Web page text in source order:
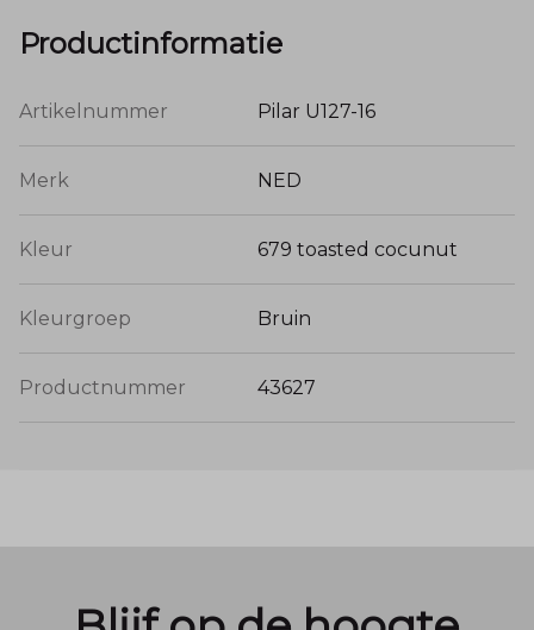
Productinformatie
Artikelnummer Pilar U127-16
Merk NED
Kleur 679 toasted cocunut
Kleurgroep Bruin
Productnummer 43627